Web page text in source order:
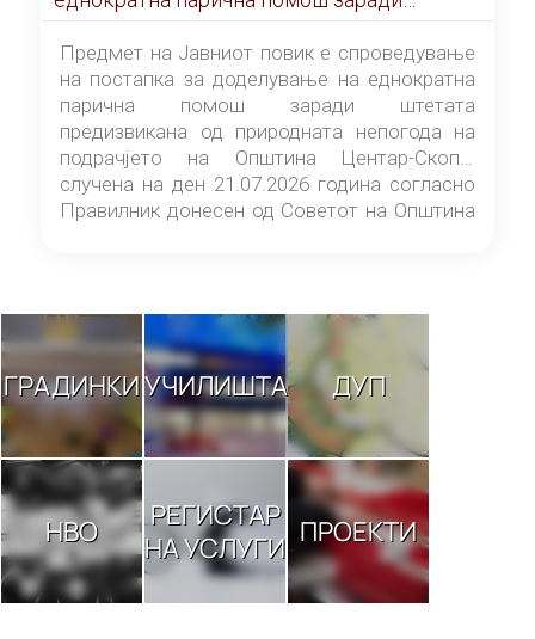
штетата предизвикана од природната
непогода на подрачјето на Општина
Центар-Скопје случена на ден 21.07.2026
година
Предмет на Јавниот повик е спроведување
на постапка за доделување на еднократна
парична помош заради штетата
предизвикана од природната непогода на
подрачјето на Општина Центар-Скопје
случена на ден 21.07.2026 година согласно
Правилник донесен од Советот на Општина
ГРАДИНКИУЧИЛИШТА ДУП
НВО
РЕГИСТАР
НА УСЛУГИ ПРОЕКТИ